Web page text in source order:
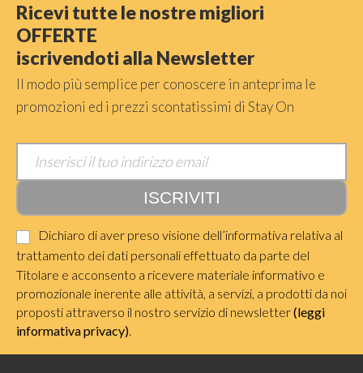
Ricevi tutte le nostre migliori
OFFERTE
iscrivendoti alla Newsletter
Il modo più semplice per conoscere in anteprima le
promozioni ed i prezzi scontatissimi di Stay On
Dichiaro di aver preso visione dell’informativa relativa al
trattamento dei dati personali effettuato da parte del
Titolare e acconsento a ricevere materiale informativo e
promozionale inerente alle attività, a servizi, a prodotti da noi
proposti attraverso il nostro servizio di newsletter(leggi
informativa privacy).